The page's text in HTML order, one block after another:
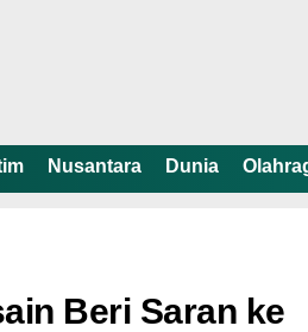
Nusantara Dunia
Beri Saran ke